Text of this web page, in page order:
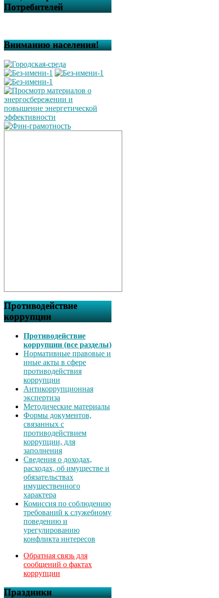
Потребителей
Вниманию населения!
Противодействие
коррупции
Противодействие
коррупции (все разделы)
Нормативные правовые и
иные акты в сфере
противодействия
коррупции
Антикоррупционная
экспертиза
Методические материалы
Формы документов,
связанных с
противодействием
коррупции, для
заполнения
Сведения о доходах,
расходах, об имуществе и
обязательствах
имущественного
характера
Комиссия по соблюдению
требований к служебному
поведению и
урегулированию
конфликта интересов
Обратная связь для
сообщений о фактах
коррупции
Праздники